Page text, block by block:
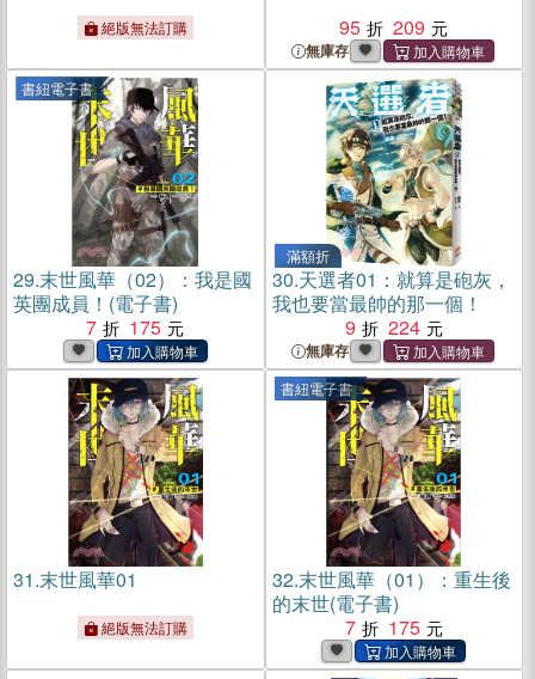
絕版無法訂購
95
209
無庫存
書紐電子書
29.末世風華（02）：我是國
英團成員！(電子書)
7
175
滿額折
30.天選者01：就算是砲灰，
我也要當最帥的那一個！
9
224
無庫存
31.末世風華01
絕版無法訂購
書紐電子書
32.末世風華（01）：重生後
的末世(電子書)
7
175